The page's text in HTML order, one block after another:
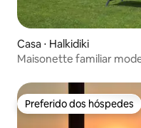
Casa ⋅ Halkidiki
Maisonette familiar
Preferido dos hóspedes
Preferido dos hóspedes